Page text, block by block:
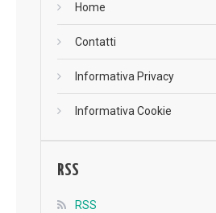
Home
Contatti
Informativa Privacy
Informativa Cookie
RSS
RSS